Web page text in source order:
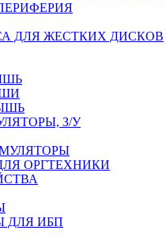
ДЛЯ ЖЕСТКИХ ДИСКОВ
З/У
ОРГТЕХНИКИ
ДЛЯ ИБП